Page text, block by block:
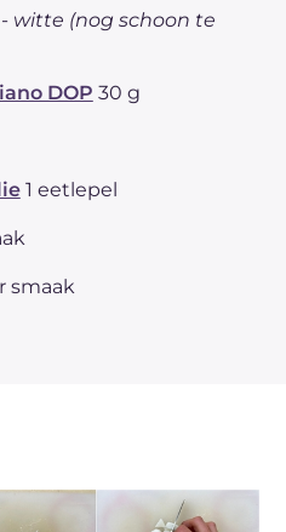
witte (nog schoon te
DOP 30 g
1 eetlepel
smaak